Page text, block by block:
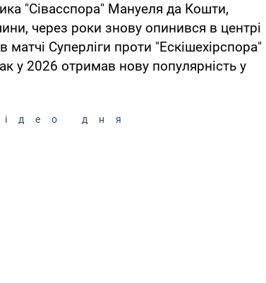
"Сівасспора" Мануеля да Кошти,
через роки знову опинився в центрі
матчі Суперліги проти "Ескішехірспора"
у 2026 отримав нову популярність у
дня